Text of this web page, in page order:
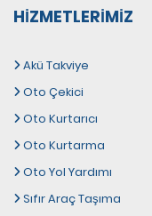
HIZMETLERIMIZ
Akü Takviye
Oto Çekici
Oto Kurtarıcı
Oto Kurtarma
Oto Yol Yardımı
Sıfır Araç Taşıma